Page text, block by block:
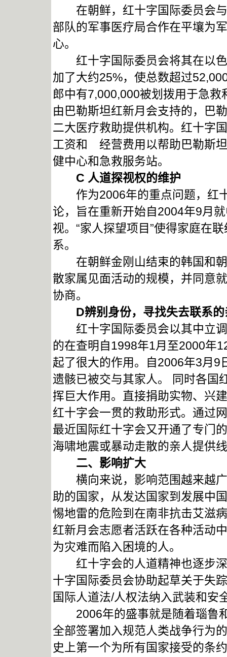
在朝鲜，红十字国际委员会与
部队的军事医疗局合作在平壤为
心。
红十字国际委员会将其在以色
加了大约25%，使总数超过
郎中有7,000,000被划拨用于急
由巴勒斯坦红新月会支持的，巴
二大医疗救助提供机构。红十字
工资和 经营费用以帮助巴勒斯
健中心和急救服务站。
C 人道探视权的维护
作为2006年的重点问题，红十
论，旨在重新开始自2004年9月
视。“家人探望项目”使得家庭在
系。
在朝鲜金刚山结束的韩国和朝
散家属见面活动的规模，并同意
协商。
D辨别身份，寻找失去联系
红十字国际委员会以其中立调
的在查明自1998年1月至2000年
起了很大的作用。自2006年3月9
遗骸已被交与其家人。 同时各国
挥巨大作用。直接捐助实物、兴
红十字会一贯的救助形式。通过
最近国际红十字会又开通了专门
海啸地震或暴动走散的亲人提供
二、影响扩大
横向来说，影响范围越来越广
助的国家，从发达国家到发展中
惕地雷的危险到在南非抗击艾滋
红新月会志愿者活跃在各种活动
为灾难而陷入困境的人。
红十字会的人道精神也逐步深
十字国际委员会协助起草关于失
国际人道法/人权法纳入武装和安
2006年的盛事就是随着瑙鲁
全部签署加入规范人类战争行为
史上第一个为所有国家接受的条